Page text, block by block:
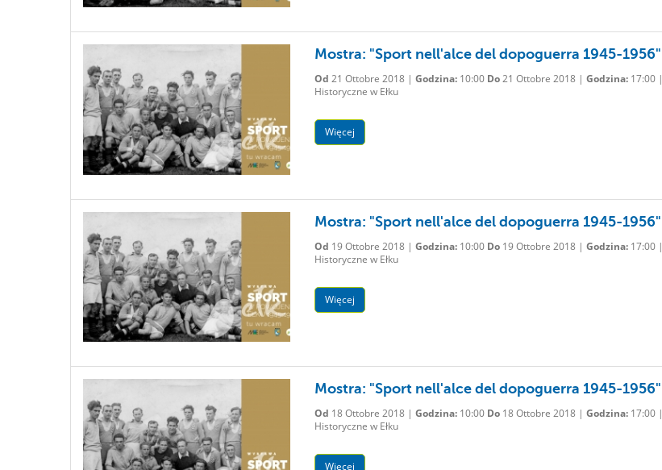
Mostra: "Sport nell'alce del dopoguerra 1945-1956"
Od 21 Ottobre 2018 | Godzina:10:00 Do21 Ottobre 2018 | Godzina:17:00 |
Historyczne w Ełku
Więcej
Mostra: "Sport nell'alce del dopoguerra 1945-1956"
Od 19 Ottobre 2018 | Godzina:10:00 Do19 Ottobre 2018 | Godzina:17:00 |
Historyczne w Ełku
Więcej
Mostra: "Sport nell'alce del dopoguerra 1945-1956"
Od 18 Ottobre 2018 | Godzina:10:00 Do18 Ottobre 2018 | Godzina:17:00 |
Historyczne w Ełku
Więcej